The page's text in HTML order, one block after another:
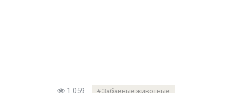
1 059 Забавные животные